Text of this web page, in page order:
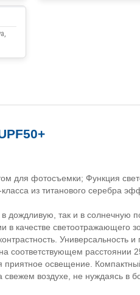
для фотосъемки; Функция
из титанового серебра
так и в солнечную
качестве светоотражающего
Универсальность и
соответствующем расстоянии
приятное освещение.
свежем воздухе, не нуждаясь